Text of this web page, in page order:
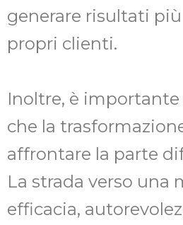
generare risultati
propri clienti.
Inoltre, è
che la
affrontare la parte
La strada verso una
efficacia,